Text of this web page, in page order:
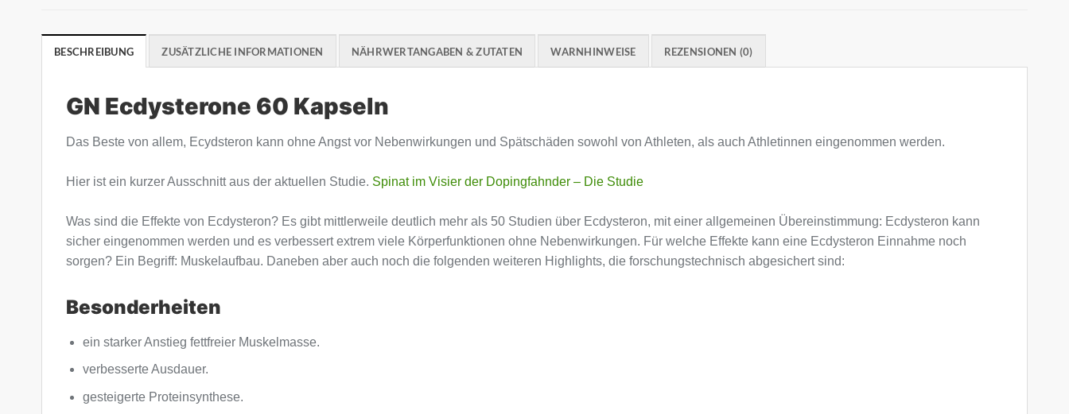
BESCHREIBUNG ZUSÄTZLICHE INFORMATIONEN NÄHRWERTANGABEN & ZUTATEN WARNHINWEISE REZENSIONEN (0)
GN Ecdysterone 60 Kapseln
Das Beste von allem, Ecydsteron kann ohne Angst vor Nebenwirkungen und Spätschäden sowohl von Athleten, als auch Athletinnen eingenommen werden.
Hier ist ein kurzer Ausschnitt aus der aktuellen Studie. Spinat im Visier der Dopingfahnder – Die Studie
Was sind die Effekte von Ecdysteron? Es gibt mittlerweile deutlich mehr als 50 Studien über Ecdysteron, mit einer allgemeinen Übereinstimmung: Ecdysteron kann
sicher eingenommen werden und es verbessert extrem viele Körperfunktionen ohne Nebenwirkungen. Für welche Effekte kann eine Ecdysteron Einnahme noch
sorgen? Ein Begriff: Muskelaufbau. Daneben aber auch noch die folgenden weiteren Highlights, die forschungstechnisch abgesichert sind:
Besonderheiten
ein starker Anstieg fettfreier Muskelmasse.
verbesserte Ausdauer.
gesteigerte Proteinsynthese.